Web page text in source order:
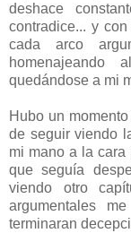
deshace
contradice... y
cada arco
homenajeando
quedándose a mi
Hubo un
de seguir viendo
mi mano a la
que seguía
viendo otro
argumentales
terminaran